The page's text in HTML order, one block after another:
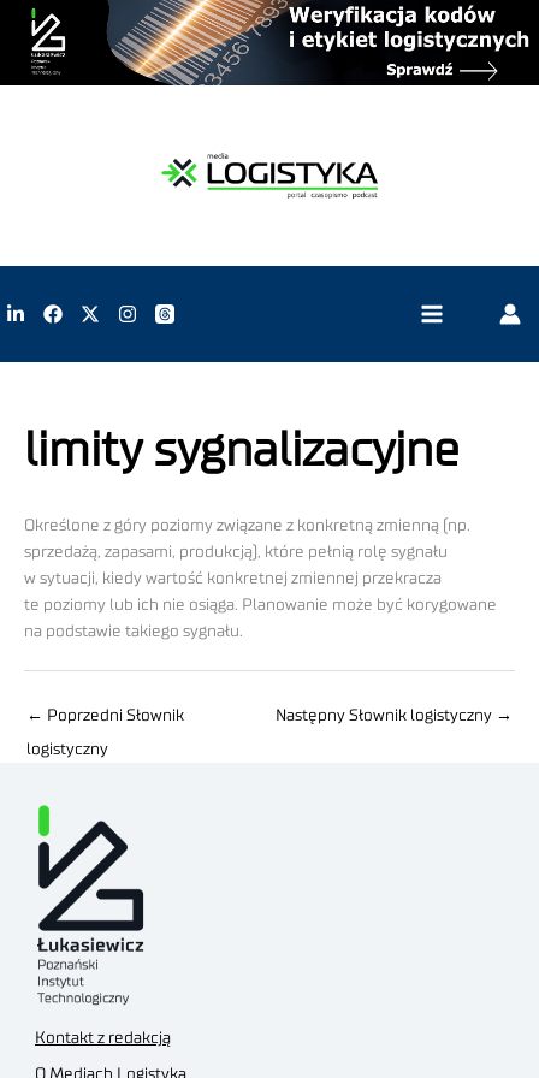
limity sygnalizacyjne
Określone z góry poziomy związane z konkretną zmienną (np.
sprzedażą, zapasami, produkcją), które pełnią rolę sygnału
w sytuacji, kiedy wartość konkretnej zmiennej przekracza
te poziomy lub ich nie osiąga. Planowanie może być korygowane
na podstawie takiego sygnału.
← Poprzedni Słownik
logistyczny
Następny Słownik logistyczny →
Kontakt z redakcją
O Mediach Logistyka